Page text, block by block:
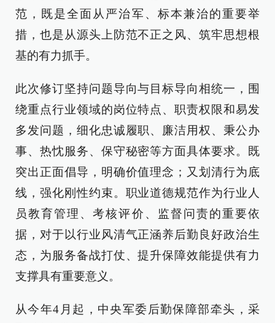
范，既是全面从严治军、标本兼治的重要举
措，也是从源头上防范不正之风、筑牢思想根
基的有力抓手。
此次修订坚持问题导向与目标导向相统一，围
绕重点行业领域的岗位特点、职责权限和易发
多发问题，细化忠诚履职、廉洁用权、秉公办
事、热忱服务、保守秘密等方面具体要求。既
突出正面倡导，明确价值理念；又划清行为底
线，强化刚性约束。职业道德规范作为行业人
员教育管理、考核评价、监督问责的重要依
据，对于以行业风清气正涵养后勤良好政治生
态，为服务备战打仗、提升保障效能提供有力
支撑具有重要意义。
从今年4月起，中央军委后勤保障部牵头，采